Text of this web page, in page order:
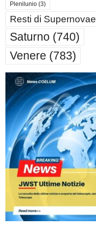
Plenilunio(3)
Resti di Supernovae
Saturno (740)
Venere (783)